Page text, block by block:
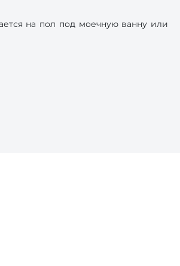
на пол под моечную ванну или